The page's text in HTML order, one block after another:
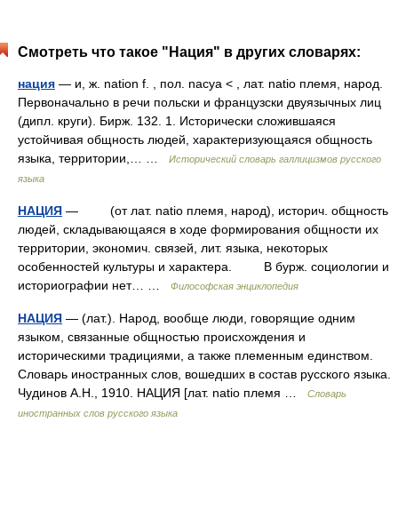
Смотреть что такое "Нация" в других словарях:
нация — и, ж. nation f. , пол. nacya < , лат. natio племя, народ.
Первоначально в речи польски и французски двуязычных лиц
(дипл. круги). Бирж. 132. 1. Исторически сложившаяся
устойчивая общность людей, характеризующаяся общность
языка, территории,… …
Исторический словарь галлицизмов русского
языка
НАЦИЯ — (от лат. natio племя, народ), историч. общность
людей, складывающаяся в ходе формирования общности их
территории, экономич. связей, лит. языка, некоторых
особенностей культуры и характера. В бурж. социологии и
историографии нет… …
Философская энциклопедия
НАЦИЯ — (лат.). Народ, вообще люди, говорящие одним
языком, связанные общностью происхождения и
историческими традициями, а также племенным единством.
Словарь иностранных слов, вошедших в состав русского языка.
Чудинов А.Н., 1910. НАЦИЯ [лат. natio племя …
Словарь
иностранных слов русского языка